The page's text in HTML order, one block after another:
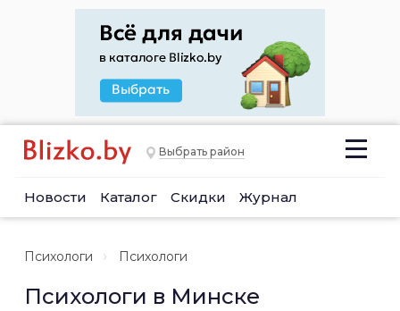
Выбрать район
Новости Каталог Скидки Журнал
Психологи Психологи
Психологи в Минске